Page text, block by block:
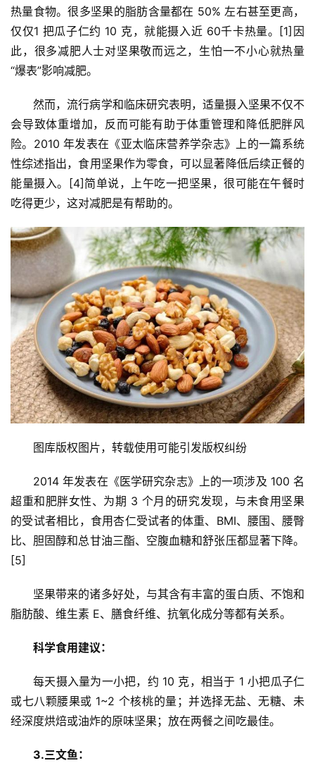
热量食物。很多坚果的脂肪含量都在 50% 左右甚至更高，
仅仅1 把瓜子仁约 10 克，就能摄入近 60千卡热量。[1]因
此，很多减肥人士对坚果敬而远之，生怕一不小心就热量
“爆表”影响减肥。
然而，流行病学和临床研究表明，适量摄入坚果不仅不
会导致体重增加，反而可能有助于体重管理和降低肥胖风
险。2010 年发表在《亚太临床营养学杂志》上的一篇系统
性综述指出，食用坚果作为零食，可以显著降低后续正餐的
能量摄入。[4]简单说，上午吃一把坚果，很可能在午餐时
吃得更少，这对减肥是有帮助的。
图库版权图片，转载使用可能引发版权纠纷
2014 年发表在《医学研究杂志》上的一项涉及 100 名
超重和肥胖女性、为期 3 个月的研究发现，与未食用坚果
的受试者相比，食用杏仁受试者的体重、BMI、腰围、腰臀
比、胆固醇和总甘油三酯、空腹血糖和舒张压都显著下降。
[5]
坚果带来的诸多好处，与其含有丰富的蛋白质、不饱和
脂肪酸、维生素 E、膳食纤维、抗氧化成分等都有关系。
科学食用建议：
每天摄入量为一小把，约 10 克，相当于 1 小把瓜子仁
或七八颗腰果或 1~2 个核桃的量；并选择无盐、无糖、未
经深度烘焙或油炸的原味坚果；放在两餐之间吃最佳。
3.三文鱼：